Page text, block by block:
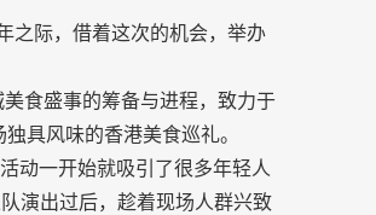
之际，借着这次的机会，举办
食盛事的筹备与进程，致力于
具风味的香港美食巡礼。
动一开始就吸引了很多年轻人
演出过后，趁着现场人群兴致